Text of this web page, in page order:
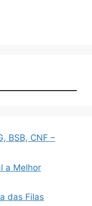
BSB, CNF –
a Melhor
das Filas